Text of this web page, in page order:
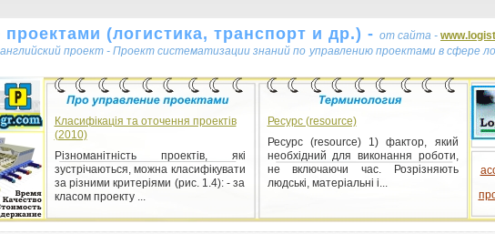
(логистика, транспорт и др.) - от сайта -
английский проект - Проект систематизации знаний по управлению проектами в сфере
Класифікація та оточення проектів
(2010)
Різноманітність проектів, які
зустрічаються, можна класифікувати
за різними критеріями (рис. 1.4): - за
класом проекту ...
Ресурс (resource)
Ресурс (resource) 1) фактор, який
необхідний для виконання роботи,
не включаючи час. Розрізняють
людські, матеріальні і...